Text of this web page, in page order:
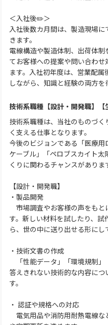
＜入社後✏️＞
入社後数カ月間は、製造現場
きます。
電線構造や製造体制、出荷体
てお客様への提案や問い合わ
ます。入社初年度は、営業配
しながら、知識と経験の両方を
技術系職種【設計・開発職】【
技術系職種は、当社のものづ
く支える仕事となります。
今後のビジョンである「医療
ケーブル」「ペロブスカイト
くりに関わるチャンスがありま
【設計・開発職】
・製品開発
市場調査やお客様の声をもと
す。新しい材料を試したり、
ら、世の中に送り出せる形にし
・技術文書の作成
「性能データ」「環境規制」
答えきれない技術的な内容に
す。
・ 認証や規格への対応
電気用品や消防用耐熱電線な